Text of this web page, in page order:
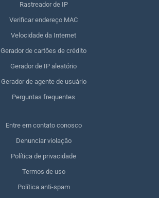
Rastreador de IP
Verificar endereço MAC
Velocidade da Internet
Gerador de cartões de crédito
Gerador de IP aleatório
Gerador de agente de usuário
Perguntas frequentes
Entre em contato conosco
Denunciar violação
Política de privacidade
Termos de uso
Política anti-spam